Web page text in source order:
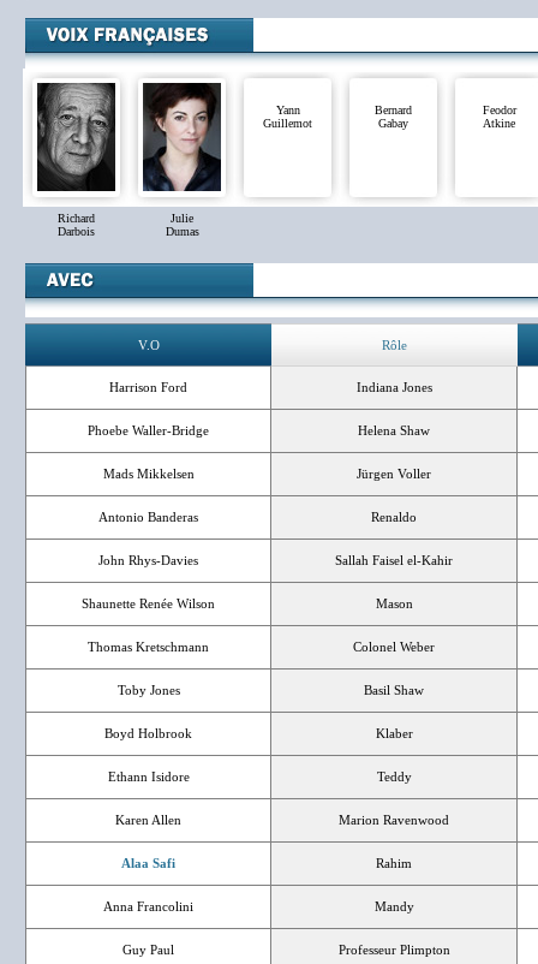
Richard
Darbois
Julie
Dumas
Yann
Guillemot
Bernard
Gabay
Feodor
Atkine
V.O Rôle
Harrison Ford Indiana Jones
Phoebe Waller-Bridge Helena Shaw
Mads Mikkelsen Jürgen Voller
Antonio Banderas Renaldo
John Rhys-Davies Sallah Faisel el-Kahir
Shaunette Renée Wilson Mason
Thomas Kretschmann Colonel Weber
Toby Jones Basil Shaw
Boyd Holbrook Klaber
Ethann Isidore Teddy
Karen Allen Marion Ravenwood
Alaa Safi Rahim
Anna Francolini Mandy
Guy Paul Professeur Plimpton